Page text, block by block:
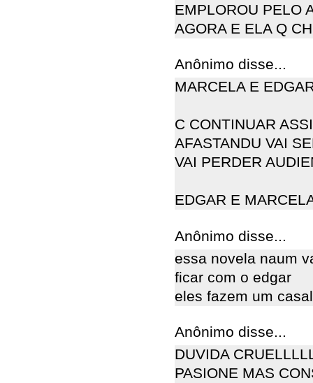
EMPLOROU PELO
AGORA E ELA Q
Anônimo disse...
MARCELA E
C CONTINUAR
AFASTANDU VAI
VAI PERDER
EDGAR E
Anônimo disse...
essa novela naum
ficar com o edgar
eles fazem um
Anônimo disse...
DUVIDA
PASIONE MAS